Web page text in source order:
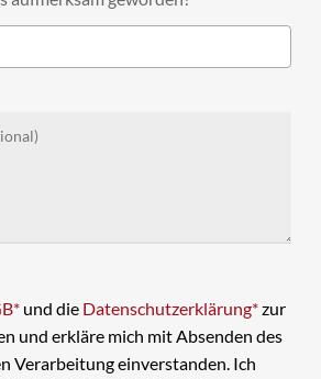
und die Datenschutzerklärung*zur
und erkläre mich mit Absenden des
Verarbeitung einverstanden. Ich